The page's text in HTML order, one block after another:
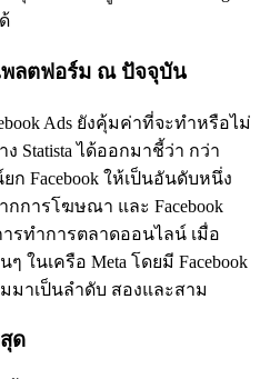
พลตฟอร์ม ณ ปัจจุบัน
Ads ยังคุ้มค่าที่จะทำหรือไม่
Statista ได้ออกมาชี้ว่า กว่า
Facebook ให้เป็นอันดับหนึ่ง
การโฆษณา และ Facebook
รทำการตลาดออนไลน์ เมื่อ
ในเครือ Meta โดยมี Facebook
มมาเป็นลำดับ สองและสาม
ด